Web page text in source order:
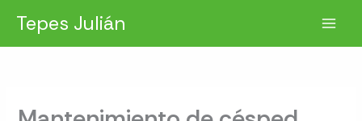
contenido
Tepes Julián